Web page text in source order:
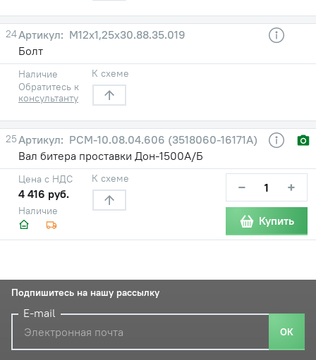
24
М12х1,25х30.88.35.019
Болт
Наличие
Обратитесь к
консультанту
К схеме
25
РСМ-10.08.04.606 (3518060-16171А)
Вал битера проставки Дон-1500А/Б
Наличие
Цена с НДС
4 416 руб.
К схеме − +
Купить
Подпишитесь на нашу рассылку
E-mail
ОК